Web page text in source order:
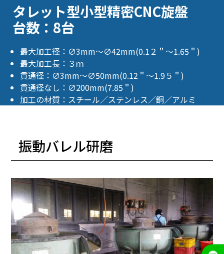
タレット型小型精密CNC旋盤
台数：8台
最大加工径：∅3mm～∅42mm(0.1２＂～1.65＂)
最大加工長：３ｍ
貫通径：∅3mm～∅50mm(0.12＂～1.9５＂)
貫通径なし：∅200mm(7.85＂)
加工の材質：スチール／ステンレス／銅／アルミ
振動バレル研磨